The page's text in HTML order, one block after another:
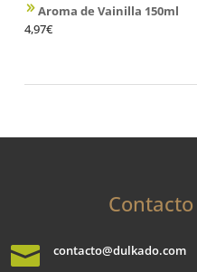
Aroma de Vainilla 150ml
4,97€
 contacto@dulkado.com